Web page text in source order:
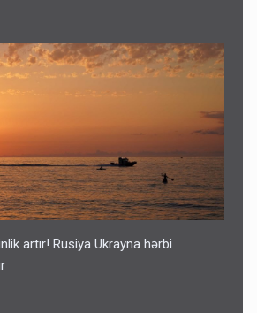
artır! Rusiya Ukrayna hərbi